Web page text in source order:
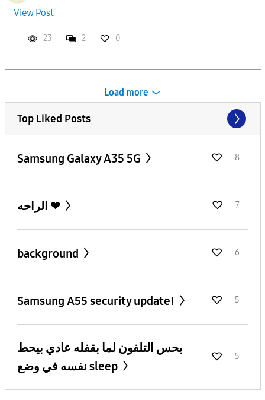
View Post
23 2 0
Load more
Top Liked Posts
Samsung Galaxy A35 5G 8
الراحه ❤ 7
background 6
Samsung A55 security update! 5
بحس التلفون لما بقفله عادي بيحط
نفسه في وضع sleep
5